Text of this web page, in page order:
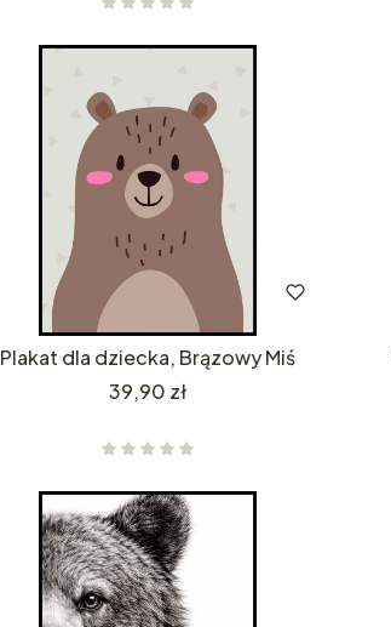
Plakat dla dziecka, Brązowy Miś
Cena
39,90 zł